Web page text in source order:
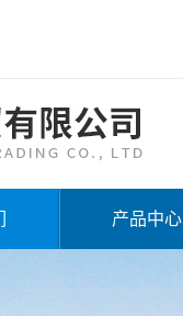
产品中心